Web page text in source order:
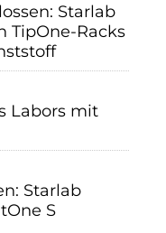
GMBH
Starlab
TipOne-Racks
Labors mit
Starlab
S